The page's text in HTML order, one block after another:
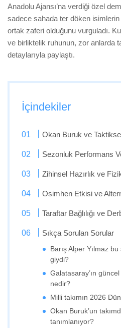
Anadolu Ajansı’na verdiği özel
sadece sahada ter döken
ortak zaferi olduğunu vurguladı.
ve birliktelik ruhunun, zor anlarda
detaylarıyla paylaştı.
İçindekiler
Okan Buruk ve
Sezonluk Performans
Zihinsel Hazırlık ve
Osimhen Etkisi ve
Taraftar Bağlılığı ve
Sıkça Sorulan Sorular
Barış Alper Yılmaz
giydi?
Galatasaray’ın
nedir?
Milli takımın 2026
Okan Buruk’un
tanımlanıyor?